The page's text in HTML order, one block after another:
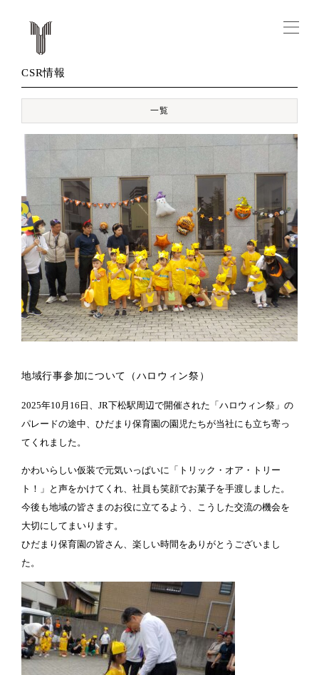
CSR情報
一覧
地域行事参加について（ハロウィン祭）
2025年10月16日、JR下松駅周辺で開催された「ハロウィン祭」の
パレードの途中、ひだまり保育園の園児たちが当社にも立ち寄っ
てくれました。
かわいらしい仮装で元気いっぱいに「トリック・オア・トリー
ト！」と声をかけてくれ、社員も笑顔でお菓子を手渡しました。
今後も地域の皆さまのお役に立てるよう、こうした交流の機会を
大切にしてまいります。
ひだまり保育園の皆さん、楽しい時間をありがとうございまし
た。